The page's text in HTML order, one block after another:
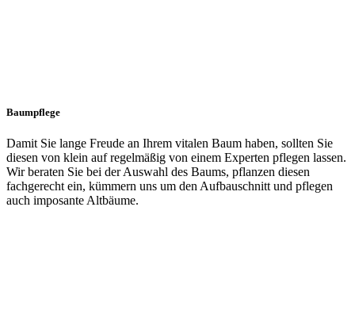
Baumpflege
Damit Sie lange Freude an Ihrem vitalen Baum haben, sollten Sie
diesen von klein auf regelmäßig von einem Experten pflegen lassen.
Wir beraten Sie bei der Auswahl des Baums, pflanzen diesen
fachgerecht ein, kümmern uns um den Aufbauschnitt und pflegen
auch imposante Altbäume.